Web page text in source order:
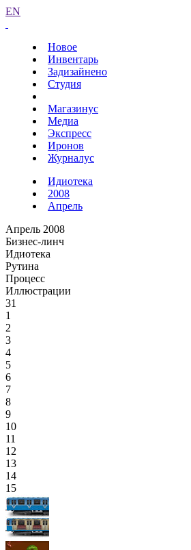
EN
Новое
Инвентарь
Задизайнено
Студия
Магазинус
Медиа
Экспресс
Иронов
Журналус
Идиотека
2008
Апрель
Апрель 2008
Бизнес-линч
Идиотека
Рутина
Процесс
Иллюстрации
31
1
2
3
4
5
6
7
8
9
10
11
12
13
14
15